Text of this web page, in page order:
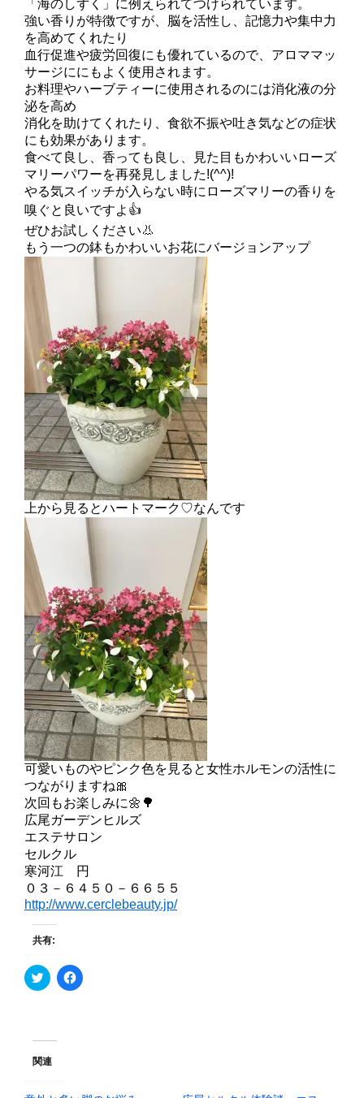
「海のしずく」に例えられてつけられています。
強い香りが特徴ですが、脳を活性し、記憶力や集中力
を高めてくれたり
血行促進や疲労回復にも優れているので、アロママッ
サージににもよく使用されます。
お料理やハーブティーに使用されるのには消化液の分
泌を高め
消化を助けてくれたり、食欲不振や吐き気などの症状
にも効果があります。
食べて良し、香っても良し、見た目もかわいいローズ
マリーパワーを再発見しました!(^^)!
やる気スイッチが入らない時にローズマリーの香りを
嗅ぐと良いですよ👍
ぜひお試しください👃
もう一つの鉢もかわいいお花にバージョンアップ
上から見るとハートマーク♡なんです
可愛いものやピンク色を見ると女性ホルモンの活性に
つながりますね🎀
次回もお楽しみに🌼🌳
広尾ガーデンヒルズ
エステサロン
セルクル
寒河江 円
０３－６４５０－６６５５
http://www.cerclebeauty.jp/
共有:
ク
リ
T
i
F
a
す
関連